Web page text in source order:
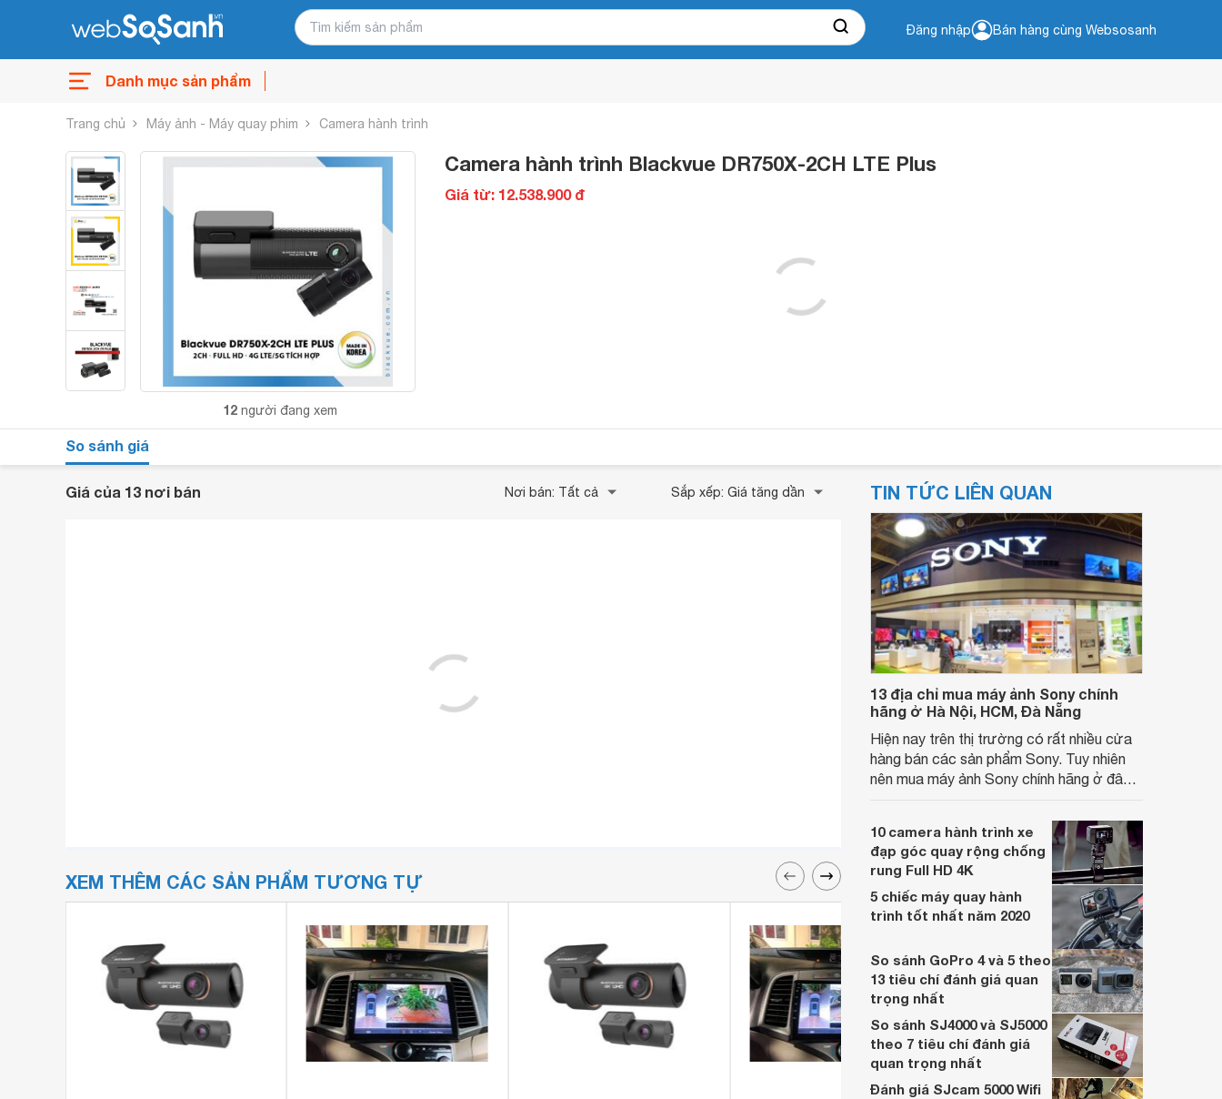
Đăng nhập Bán hàng cùng Websosanh
Danh mục sản phẩm
Trang chủ Máy ảnh - Máy quay phim Camera hành trình
12 người đang xem
Camera hành trình Blackvue DR750X-2CH LTE Plus
Giá từ: 12.538.900 đ
So sánh giá
Giá của 13 nơi bán Nơi bán: Tất cả Sắp xếp: Giá tăng dần
XEM THÊM CÁC SẢN PHẨM TƯƠNG TỰ
TIN TỨC LIÊN QUAN
13 địa chỉ mua máy ảnh Sony chính
hãng ở Hà Nội, HCM, Đà Nẵng
Hiện nay trên thị trường có rất nhiều cửa
hàng bán các sản phẩm Sony. Tuy nhiên
nên mua máy ảnh Sony chính hãng ở đâu
cùng mức giá rẻ nhất cùng chính sách bảo
hành uy tín.
10 camera hành trình xe
đạp góc quay rộng chống
rung Full HD 4K
5 chiếc máy quay hành
trình tốt nhất năm 2020
So sánh GoPro 4 và 5 theo
13 tiêu chí đánh giá quan
trọng nhất
So sánh SJ4000 và SJ5000
theo 7 tiêu chí đánh giá
quan trọng nhất
Đánh giá SJcam 5000 Wifi